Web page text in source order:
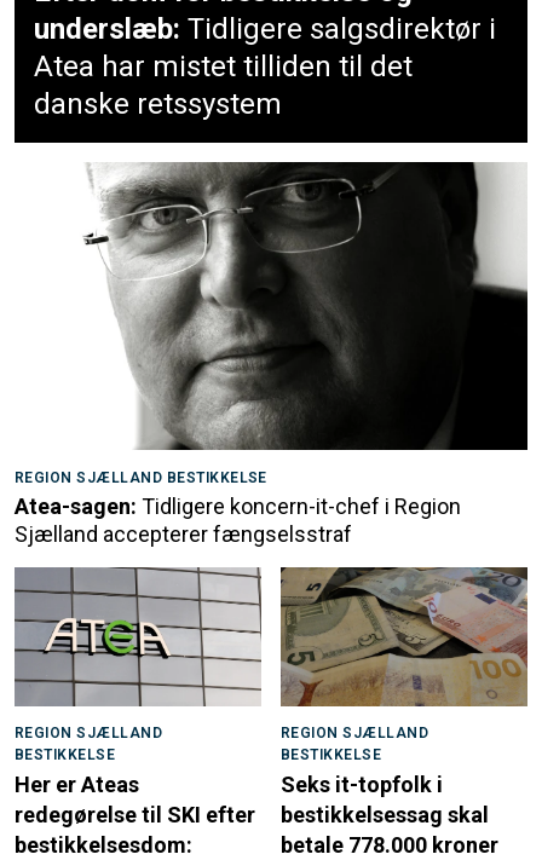
underslæb: Tidligere salgsdirektør i
Atea har mistet tilliden til det
danske retssystem
REGION SJÆLLAND BESTIKKELSE
Atea-sagen: Tidligere koncern-it-chef i Region
Sjælland accepterer fængselsstraf
REGION SJÆLLAND
BESTIKKELSE
Her er Ateas
redegørelse til SKI efter
bestikkelsesdom:
REGION SJÆLLAND
BESTIKKELSE
Seks it-topfolk i
bestikkelsessag skal
betale 778.000 kroner